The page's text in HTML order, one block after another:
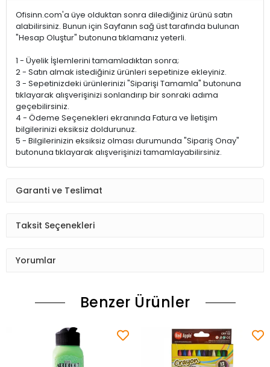
Ofisinn.com'a üye olduktan sonra dilediğiniz ürünü satın
alabilirsiniz. Bunun için Sayfanın sağ üst tarafında bulunan
"Hesap Oluştur" butonuna tıklamanız yeterli.
1 - Üyelik İşlemlerini tamamladıktan sonra;
2 - Satın almak istediğiniz ürünleri sepetinize ekleyiniz.
3 - Sepetinizdeki ürünlerinizi "Siparişi Tamamla" butonuna
tıklayarak alışverişinizi sonlandırıp bir sonraki adıma
geçebilirsiniz.
4 - Ödeme Seçenekleri ekranında Fatura ve İletişim
bilgilerinizi eksiksiz doldurunuz.
5 - Bilgilerinizin eksiksiz olması durumunda "Sipariş Onay"
butonuna tıklayarak alışverişinizi tamamlayabilirsiniz.
Garanti ve Teslimat
Taksit Seçenekleri
Yorumlar
Benzer Ürünler